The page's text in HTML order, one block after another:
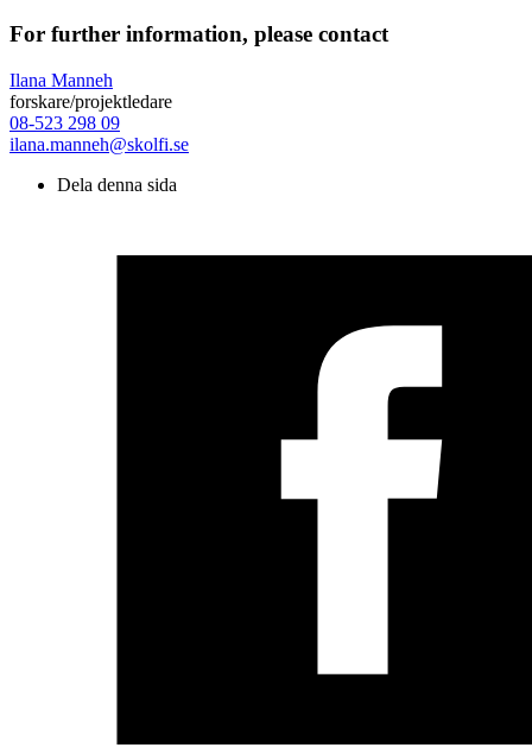
For further information, please contact
Ilana Manneh
forskare/projektledare
08-523 298 09
ilana.manneh@skolfi.se
Dela denna sida